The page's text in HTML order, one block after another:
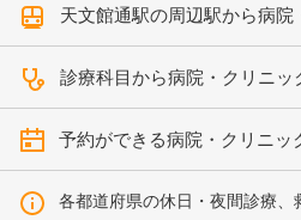
天文館通駅の周辺駅から病院
診療科目から病院・クリニッ
予約ができる病院・クリニッ
各都道府県の休日・夜間診療、